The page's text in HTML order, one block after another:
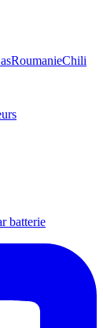
RoumanieChili
batterie